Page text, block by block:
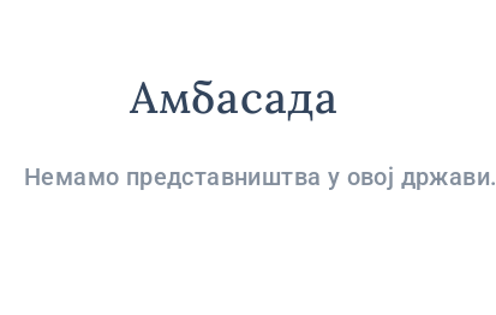
Амбасада
Немамо представништва у овој држави.